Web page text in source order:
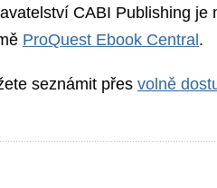
CABI Publishing je
ProQuest Ebook Central .
seznámit přes volně